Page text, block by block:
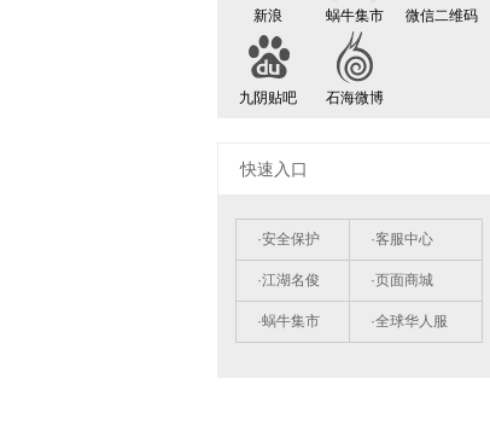
新浪 蜗牛集市 微信二维码
九阴贴吧 石海微博
快速入口
·安全保护 ·客服中心
·江湖名俊 ·页面商城
·蜗牛集市 ·全球华人服